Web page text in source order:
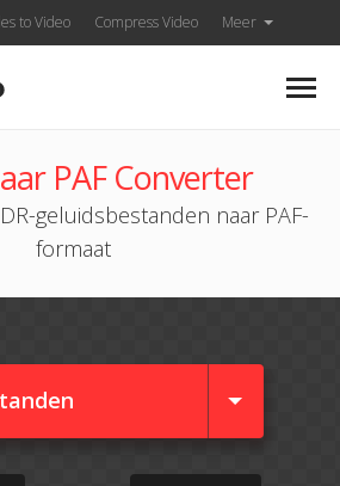
to Video Compress Video Meer
PAF Converter
geluidsbestanden naar PAF-
formaat